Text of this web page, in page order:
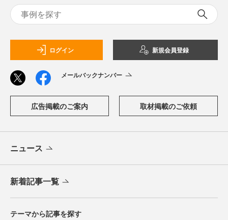
ログイン 新規会員登録
メールバックナンバー
広告掲載のご案内 取材掲載のご依頼
ニュース
新着記事一覧
テーマから記事を探す